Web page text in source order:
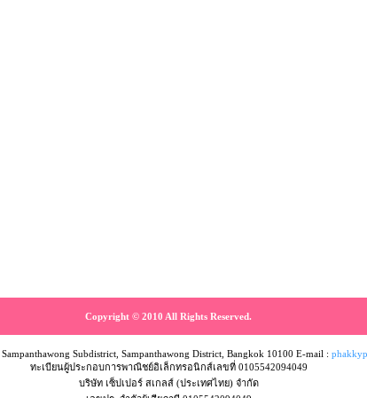
Copyright © 2010 All Rights Reserved.
Subdistrict, Sampanthawong District, Bangkok 10100 E-mail :
ทะเบียนผู้ประกอบการพาณิชย์อิเล็กทรอนิกส์เลขที่ 0105542094049
บริษัท เซ็ปเปอร์ สเกลส์ (ประเทศไทย) จำกัด